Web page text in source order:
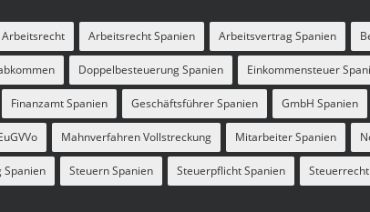
Arbeitsrecht Arbeitsrecht Spanien Arbeitsvertrag Spanien
Doppelbesteuerung Spanien Einkommensteuer
Finanzamt Spanien Geschäftsführer Spanien GmbH Spanien
Mahnverfahren Vollstreckung Mitarbeiter Spanien
Spanien Steuern Spanien Steuerpflicht Spanien